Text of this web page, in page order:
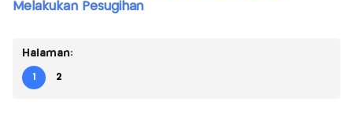
Melakukan Pesugihan
Halaman:
1 2